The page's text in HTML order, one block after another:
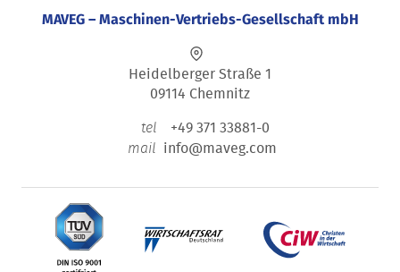
MAVEG – Maschinen-Vertriebs-Gesellschaft mbH
Heidelberger Straße 1
09114 Chemnitz
tel +49 371 33881-0
mail info@maveg.com